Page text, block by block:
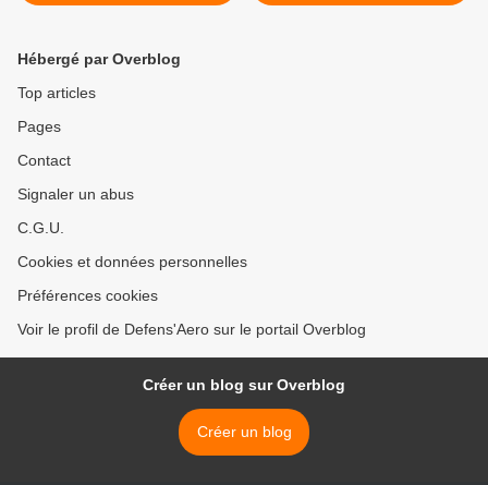
Hébergé par Overblog
Top articles
Pages
Contact
Signaler un abus
C.G.U.
Cookies et données personnelles
Préférences cookies
Voir le profil de Defens'Aero sur le portail Overblog
Créer un blog sur Overblog
Créer un blog